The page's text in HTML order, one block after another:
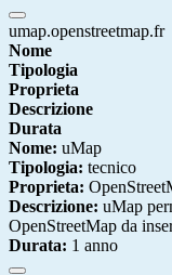
umap.openstreetmap.fr
Nome
Tipologia
Proprieta
Descrizione
Durata
Nome: uMap
Tipologia: tecnico
Proprieta:
Descrizione: uMap
OpenStreetMap da
Durata: 1 anno